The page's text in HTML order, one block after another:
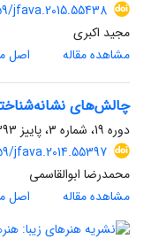
jfava.2015.55438
مجید اکبری
مشاهده مقاله
اصل
چالش‌های
دوره 19، شماره 3، پاییز 1393، صفحه
jfava.2014.55397
محمدرضا ابوالقاسمی
مشاهده مقاله
اصل